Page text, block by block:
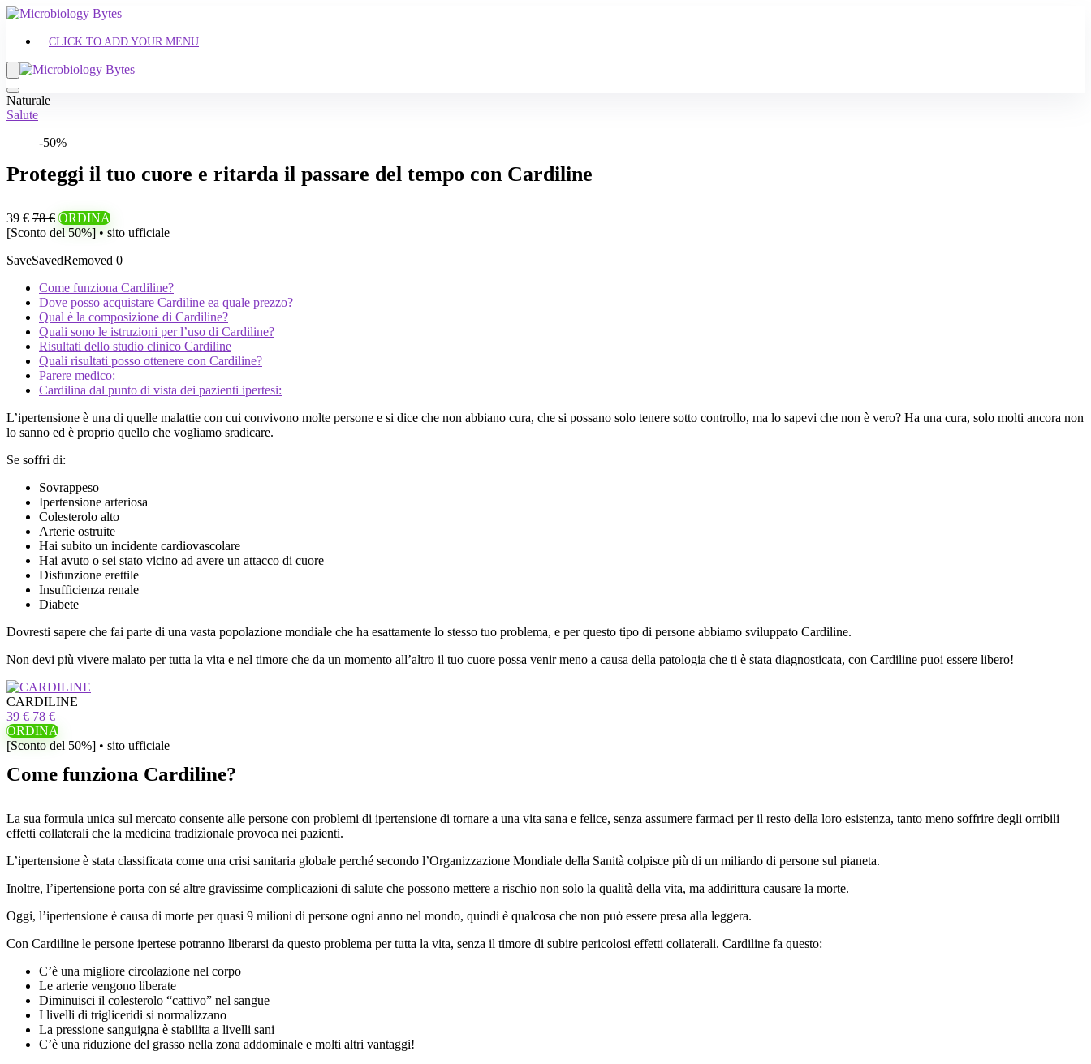
CLICK TO ADD YOUR MENU
Naturale
Salute
-50%
Proteggi il tuo cuore e ritarda il passare del tempo con Cardiline
39 € 78 € ORDINA
[Sconto del 50%] • sito ufficiale
SaveSavedRemoved 0
Come funziona Cardiline?
Dove posso acquistare Cardiline ea quale prezzo?
Qual è la composizione di Cardiline?
Quali sono le istruzioni per l’uso di Cardiline?
Risultati dello studio clinico Cardiline
Quali risultati posso ottenere con Cardiline?
Parere medico:
Cardilina dal punto di vista dei pazienti ipertesi:
L’ipertensione è una di quelle malattie con cui convivono molte persone e si dice che non abbiano cura, che si possano solo tenere sotto controllo, ma lo sapevi che non è vero? Ha una cura, solo molti ancora non
lo sanno ed è proprio quello che vogliamo sradicare.
Se soffri di:
Sovrappeso
Ipertensione arteriosa
Colesterolo alto
Arterie ostruite
Hai subito un incidente cardiovascolare
Hai avuto o sei stato vicino ad avere un attacco di cuore
Disfunzione erettile
Insufficienza renale
Diabete
Dovresti sapere che fai parte di una vasta popolazione mondiale che ha esattamente lo stesso tuo problema, e per questo tipo di persone abbiamo sviluppato Cardiline.
Non devi più vivere malato per tutta la vita e nel timore che da un momento all’altro il tuo cuore possa venir meno a causa della patologia che ti è stata diagnosticata, con Cardiline puoi essere libero!
CARDILINE
39 € 78 €
ORDINA
[Sconto del 50%] • sito ufficiale
Come funziona Cardiline?
La sua formula unica sul mercato consente alle persone con problemi di ipertensione di tornare a una vita sana e felice, senza assumere farmaci per il resto della loro esistenza, tanto meno soffrire degli orribili
effetti collaterali che la medicina tradizionale provoca nei pazienti.
L’ipertensione è stata classificata come una crisi sanitaria globale perché secondo l’Organizzazione Mondiale della Sanità colpisce più di un miliardo di persone sul pianeta.
Inoltre, l’ipertensione porta con sé altre gravissime complicazioni di salute che possono mettere a rischio non solo la qualità della vita, ma addirittura causare la morte.
Oggi, l’ipertensione è causa di morte per quasi 9 milioni di persone ogni anno nel mondo, quindi è qualcosa che non può essere presa alla leggera.
Con Cardiline le persone ipertese potranno liberarsi da questo problema per tutta la vita, senza il timore di subire pericolosi effetti collaterali. Cardiline fa questo:
C’è una migliore circolazione nel corpo
Le arterie vengono liberate
Diminuisci il colesterolo “cattivo” nel sangue
I livelli di trigliceridi si normalizzano
La pressione sanguigna è stabilita a livelli sani
C’è una riduzione del grasso nella zona addominale e molti altri vantaggi!